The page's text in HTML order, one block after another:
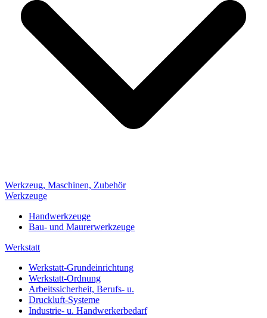
Werkzeug, Maschinen, Zubehör
Werkzeuge
Handwerkzeuge
Bau- und Maurerwerkzeuge
Werkstatt
Werkstatt-Grundeinrichtung
Werkstatt-Ordnung
Arbeitssicherheit, Berufs- u.
Druckluft-Systeme
Industrie- u. Handwerkerbedarf